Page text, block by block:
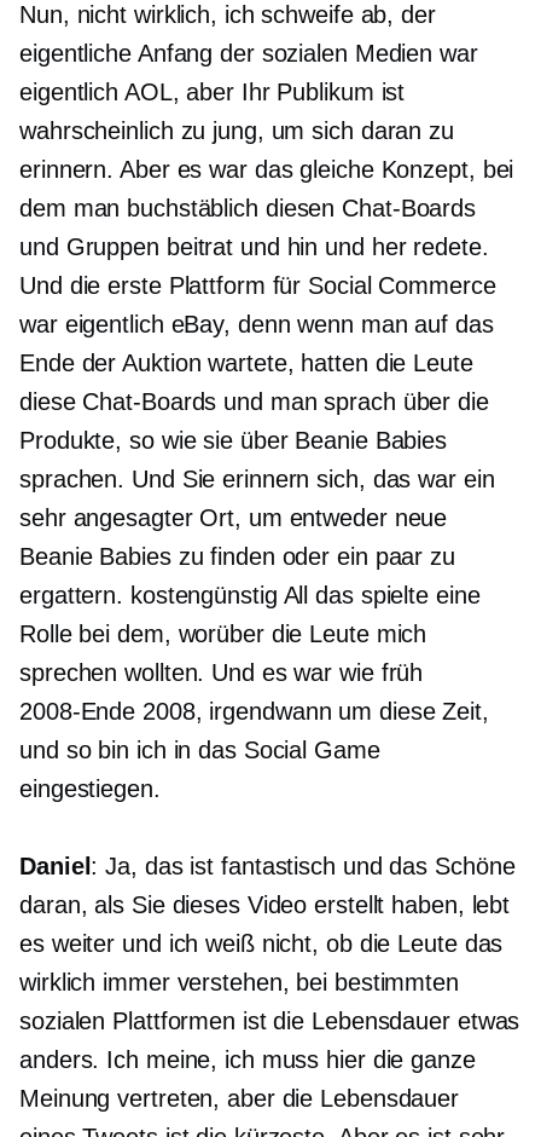
Nun, nicht wirklich, ich schweife ab, der
eigentliche Anfang der sozialen Medien war
eigentlich AOL, aber Ihr Publikum ist
wahrscheinlich zu jung, um sich daran zu
erinnern. Aber es war das gleiche Konzept, bei
dem man buchstäblich diesen Chat-Boards
und Gruppen beitrat und hin und her redete.
Und die erste Plattform für Social Commerce
war eigentlich eBay, denn wenn man auf das
Ende der Auktion wartete, hatten die Leute
diese Chat-Boards und man sprach über die
Produkte, so wie sie über Beanie Babies
sprachen. Und Sie erinnern sich, das war ein
sehr angesagter Ort, um entweder neue
Beanie Babies zu finden oder ein paar zu
ergattern. kostengünstig All das spielte eine
Rolle bei dem, worüber die Leute mich
sprechen wollten. Und es war wie früh
2008-Ende 2008, irgendwann um diese Zeit,
und so bin ich in das Social Game
eingestiegen.
Daniel : Ja, das ist fantastisch und das Schöne
daran, als Sie dieses Video erstellt haben, lebt
es weiter und ich weiß nicht, ob die Leute das
wirklich immer verstehen, bei bestimmten
sozialen Plattformen ist die Lebensdauer etwas
anders. Ich meine, ich muss hier die ganze
Meinung vertreten, aber die Lebensdauer